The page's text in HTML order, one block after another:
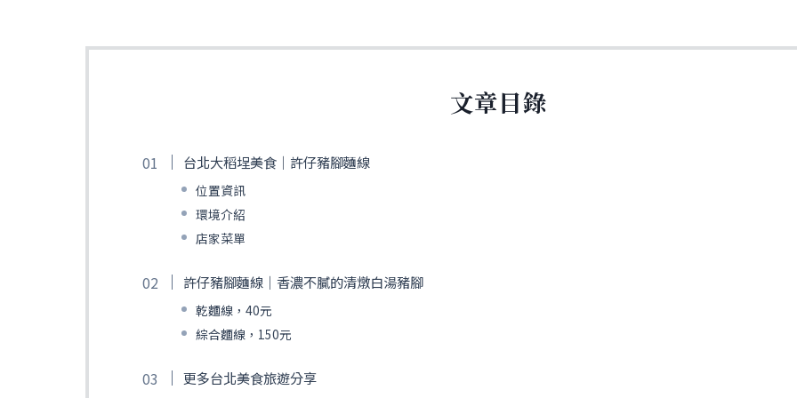
文章目錄
台北大稻埕美食｜許仔豬腳麵線
位置資訊
環境介紹
店家菜單
許仔豬腳麵線｜香濃不膩的清燉白湯豬腳
乾麵線，40元
綜合麵線，150元
更多台北美食旅遊分享